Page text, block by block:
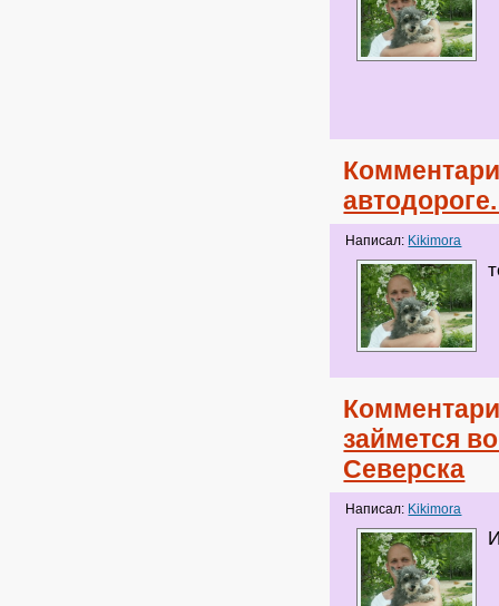
Написал: Kikimora
займется
Северска
Написал: Kikimora